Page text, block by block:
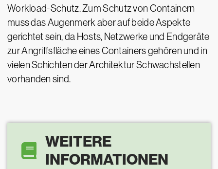
Workload-Schutz. Zum Schutz von Containern
muss das Augenmerk aber auf beide Aspekte
gerichtet sein, da Hosts, Netzwerke und Endgeräte
zur Angriffsfläche eines Containers gehören und in
vielen Schichten der Architektur Schwachstellen
vorhanden sind.
WEITERE
INFORMATIONEN